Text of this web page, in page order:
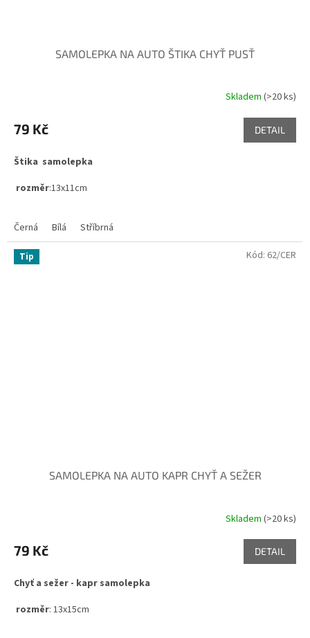
SAMOLEPKA NA AUTO ŠTIKA CHYŤ PUSŤ
produktu
je
z
hvězdiček.
Skladem(>20 ks)
79 Kč DETAIL
Štika samolepka
rozměr:13x11cm
Černá Bílá Stříbrná
Tip
SAMOLEPKA NA AUTO KAPR CHYŤ A SEŽER
produktu
je
z
hvězdiček.
Skladem(>20 ks)
79 Kč DETAIL
Chyť a sežer - kapr samolepka
rozměr: 13x15cm
Kód: 62/CER